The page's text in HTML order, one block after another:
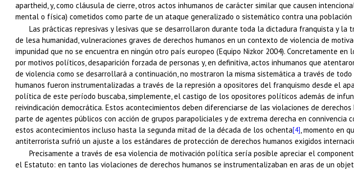
apartheid, y, como cláusula de cierre, otros actos inhumanos de carácter similar que causen
mental o física) cometidos como parte de un ataque generalizado o sistemático contra una
Las prácticas represivas y lesivas que se desarrollaron durante toda la dictadura franquista y
de lesa humanidad, vulneraciones graves de derechos humanos en un contexto de violencia de
impunidad que no se encuentra en ningún otro país europeo (Equipo Nizkor 2004). Concretamente
por motivos políticos, desaparición forzada de personas y, en definitiva, actos inhumanos que
de violencia como se desarrollará a continuación, no mostraron la misma sistemática a través de
humanos fueron instrumentalizadas a través de la represión a opositores del franquismo desde el
política de este período buscaba, simplemente, el castigo de los opositores políticos además de
reivindicación democrática. Estos acontecimientos deben diferenciarse de las violaciones de
parte de agentes públicos con acción de grupos parapoliciales y de extrema derecha en
estos acontecimientos incluso hasta la segunda mitad de la década de los ochenta[4], momento en
antiterrorista sufrió un ajuste a los estándares de protección de derechos humanos exigidos
Precisamente a través de esa violencia de motivación política sería posible apreciar el
el Estatuto: en tanto las violaciones de derechos humanos se instrumentalizaban en aras de un